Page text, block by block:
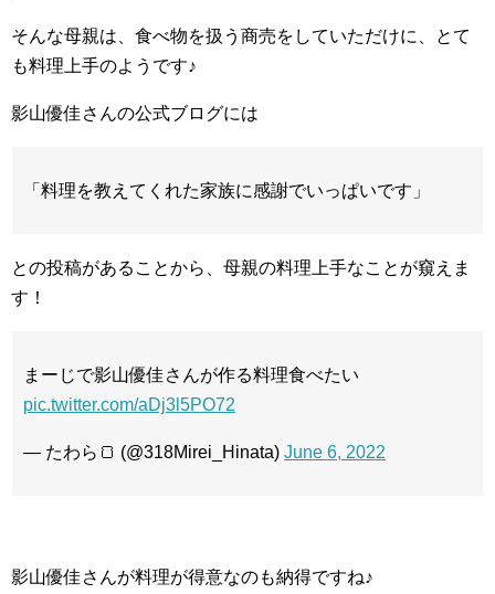
そんな母親は、食べ物を扱う商売をしていただけに、とて
も料理上手のようです♪
影山優佳さんの公式ブログには
「料理を教えてくれた家族に感謝でいっぱいです」
との投稿があることから、母親の料理上手なことが窺えま
す！
まーじで影山優佳さんが作る料理食べたい
pic.twitter.com/aDj3l5PO72
— たわら🍞 (@318Mirei_Hinata) June 6, 2022
影山優佳さんが料理が得意なのも納得ですね♪